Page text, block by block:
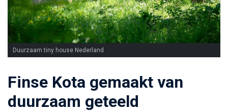
Duurzaam tiny house Nederland
Finse Kota gemaakt van
duurzaam geteeld